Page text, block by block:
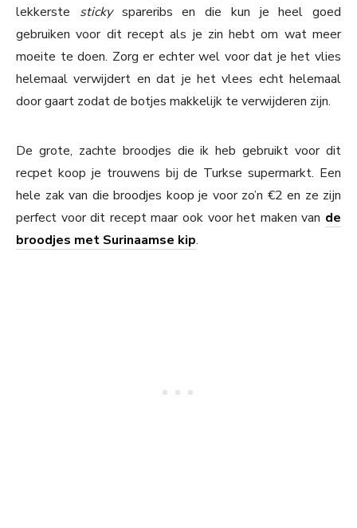
lekkerste sticky spareribs en die kun je heel goed
gebruiken voor dit recept als je zin hebt om wat meer
moeite te doen. Zorg er echter wel voor dat je het vlies
helemaal verwijdert en dat je het vlees echt helemaal
door gaart zodat de botjes makkelijk te verwijderen zijn.
De grote, zachte broodjes die ik heb gebruikt voor dit
recpet koop je trouwens bij de Turkse supermarkt. Een
hele zak van die broodjes koop je voor zo’n €2 en ze zijn
perfect voor dit recept maar ook voor het maken van de
broodjes met Surinaamse kip.